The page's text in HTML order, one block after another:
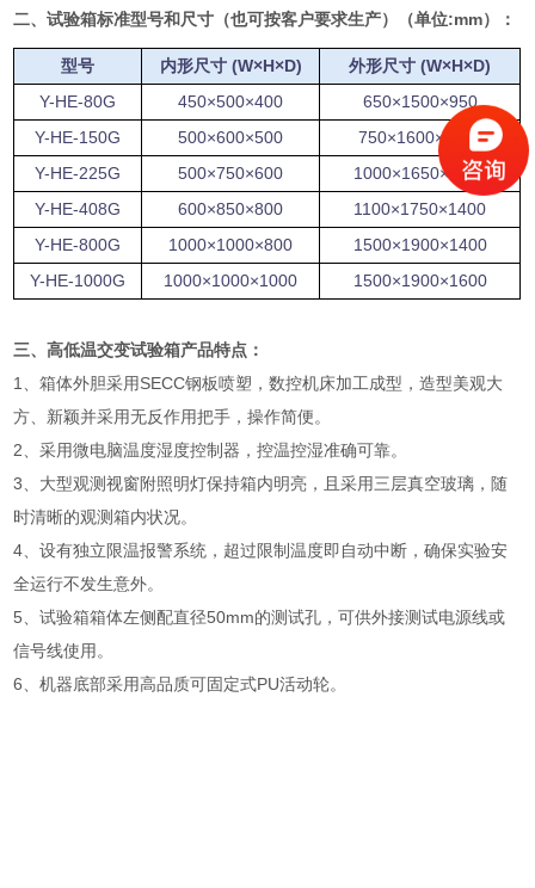
二、试验箱标准型号和尺寸（也可按客户要求生产）（单位:mm）：
型号 内形尺寸(W×H×D) 外形尺寸 (W×H×D)
Y-HE-80G
450×500×400
650×1500×950
Y-HE-150G
500×600×500
750×1600×1050
Y-HE-225G
500×750×600
1000×1650×1200
Y-HE-408G
600×850×800
1100×1750×1400
Y-HE-800G
1000×1000×800
1500×1900×1400
Y-HE-1000G
1000×1000×1000 1500×1900×1600
三、高低温交变试验箱产品特点：
1、箱体外胆采用SECC钢板喷塑，数控机床加工成型，造型美观大
方、新颖并采用无反作用把手，操作简便。
2、采用微电脑温度湿度控制器，控温控湿准确可靠。
3、大型观测视窗附照明灯保持箱内明亮，且采用三层真空玻璃，随
时清晰的观测箱内状况。
4、设有独立限温报警系统，超过限制温度即自动中断，确保实验安
全运行不发生意外。
5、试验箱箱体左侧配直径50mm的测试孔，可供外接测试电源线或
信号线使用。
6、机器底部采用高品质可固定式PU活动轮。